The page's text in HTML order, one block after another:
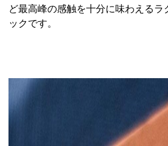
ど最高峰の感触を十分に味わえるラ
ックです。